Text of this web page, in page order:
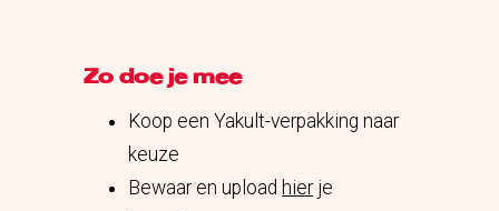
Zo doe je mee
Koop een Yakult-verpakking naar
keuze
Bewaar en upload hierje